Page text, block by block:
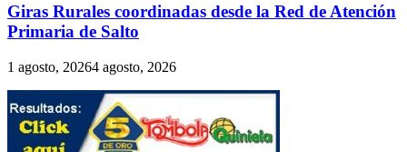
Giras Rurales coordinadas desde la Red de Atención
Primaria de Salto
1 agosto, 20264 agosto, 2026